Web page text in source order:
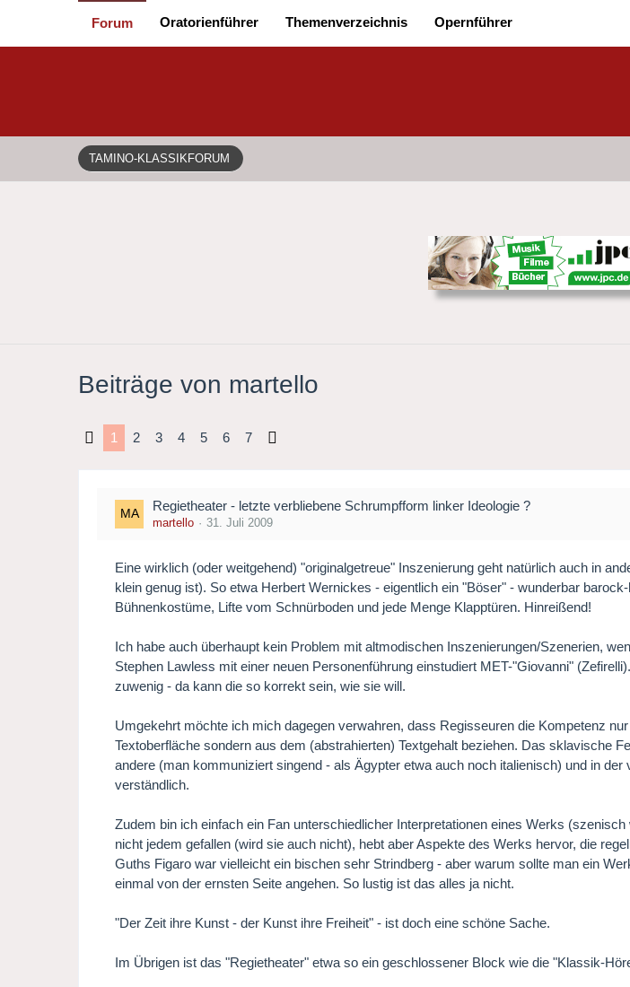
Forum Oratorienführer Themenverzeichnis Opernführer
TAMINO-KLASSIKFORUM
Beiträge von martello
1 2 3 4 5 6 7
Regietheater - letzte verbliebene Schrumpfform linker Ideologie ?
martello 31. Juli 2009
Eine wirklich (oder weitgehend) "originalgetreue" Inszenierung geht natürlich auch in
klein genug ist). So etwa Herbert Wernickes - eigentlich ein "Böser" - wunderbar
Bühnenkostüme, Lifte vom Schnürboden und jede Menge Klapptüren. Hinreißend!
Ich habe auch überhaupt kein Problem mit altmodischen Inszenierungen/Szenerien,
Stephen Lawless mit einer neuen Personenführung einstudiert MET-"Giovanni"
zuwenig - da kann die so korrekt sein, wie sie will.
Umgekehrt möchte ich mich dagegen verwahren, dass Regisseuren die Kompetenz
Textoberfläche sondern aus dem (abstrahierten) Textgehalt beziehen. Das sklavische
andere (man kommuniziert singend - als Ägypter etwa auch noch italienisch) und in
verständlich.
Zudem bin ich einfach ein Fan unterschiedlicher Interpretationen eines Werks
nicht jedem gefallen (wird sie auch nicht), hebt aber Aspekte des Werks hervor, die
Guths Figaro war vielleicht ein bischen sehr Strindberg - aber warum sollte man ein
einmal von der ernsten Seite angehen. So lustig ist das alles ja nicht.
"Der Zeit ihre Kunst - der Kunst ihre Freiheit" - ist doch eine schöne Sache.
Im Übrigen ist das "Regietheater" etwa so ein geschlossener Block wie die "Klassik-